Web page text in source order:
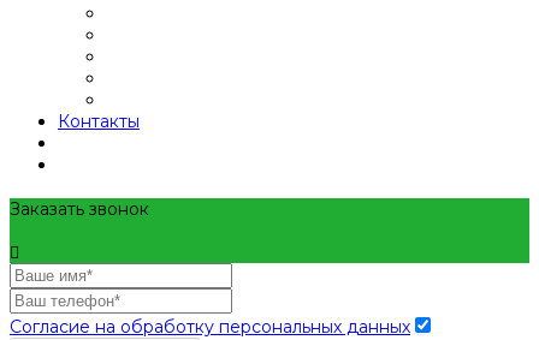
Контакты
Заказать звонок
Согласие на обработку персональных данных